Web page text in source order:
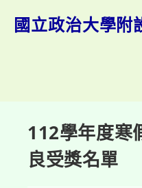
國立政治大學附
112學年度寒
良受獎名單